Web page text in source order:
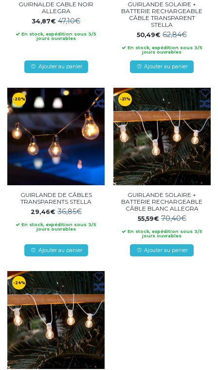
GUIRNALDE CABLE NOIR
ALLEGRA
34,87€47,10€
En stock, expédition sous 3/5
jours ouvrables
Ajouter au panier
GUIRLANDE SOLAIRE +
BATTERIE RECHARGEABLE
CÂBLE TRANSPARENT
STELLA
50,49€62,84€
En stock, expédition sous 3/5
jours ouvrables
Ajouter au panier
-20%
GUIRLANDE DE CÂBLES
TRANSPARENTS STELLA
29,46€36,85€
En stock, expédition sous 3/5
jours ouvrables
Ajouter au panier
-21%
GUIRLANDE SOLAIRE +
BATTERIE RECHARGEABLE
CÂBLE BLANC ALLEGRA
55,59€70,40€
En stock, expédition sous 3/5
jours ouvrables
Ajouter au panier
-24%